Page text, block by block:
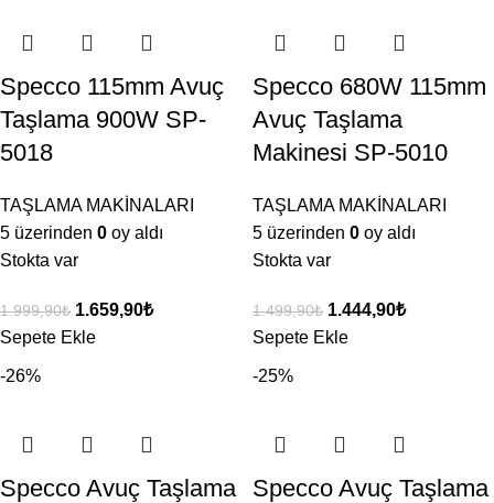
Specco 115mm Avuç
Taşlama 900W SP-
5018
TAŞLAMA MAKİNALARI
5 üzerinden 0 oy aldı
Stokta var
1.999,90₺ 1.659,90₺
Sepete Ekle
Specco 680W 115mm
Avuç Taşlama
Makinesi SP-5010
TAŞLAMA MAKİNALARI
5 üzerinden 0 oy aldı
Stokta var
1.499,90₺ 1.444,90₺
Sepete Ekle
-26%
Specco Avuç Taşlama
-25%
Specco Avuç Taşlama